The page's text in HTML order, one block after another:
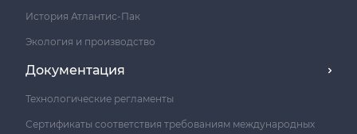
История Атлантис-Пак
Экология и производство
Документация
Технологические регламенты
Сертификаты соответствия требованиям международных